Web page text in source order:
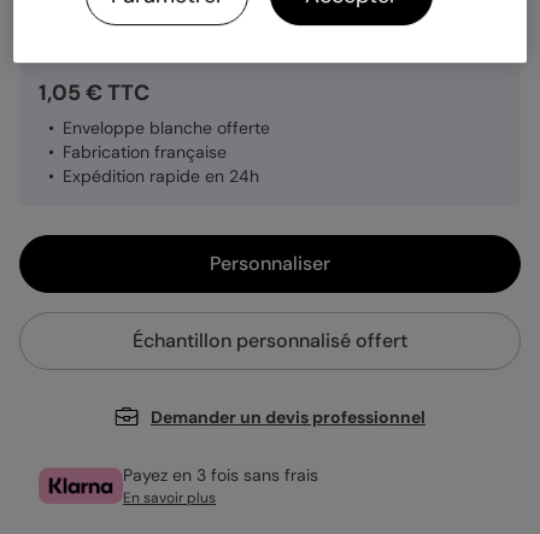
1,05 € TTC
Enveloppe blanche offerte
Fabrication française
Expédition rapide en 24h
Personnaliser
Échantillon personnalisé offert
Demander un devis professionnel
Payez en 3 fois sans frais
En savoir plus